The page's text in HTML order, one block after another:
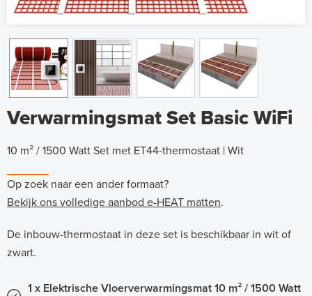
Verwarmingsmat Set Basic WiFi
10 m² / 1500 Watt Set met ET44-thermostaat | Wit
Op zoek naar een ander formaat?
Bekijk ons volledige aanbod e-HEAT matten.
De inbouw-thermostaat in deze set is beschikbaar in wit of
zwart.
1 x Elektrische Vloerverwarmingsmat 10 m² / 1500 Watt